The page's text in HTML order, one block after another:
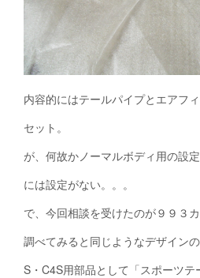
内容的にはテールパイプとエアフ
セット。
が、何故かノーマルボディ用の設
には設定がない。。。
で、今回相談を受けたのが９９３カ
調べてみると同じようなデザイン
S・C4S用部品として「スポーツテ